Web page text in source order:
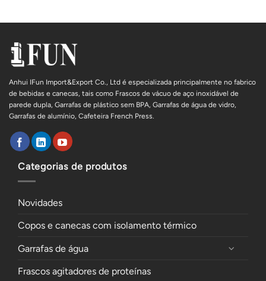
Anhui IFun Import&Export Co., Ltd é especializada principalmente no fabrico
de bebidas e canecas, tais como Frascos de vácuo de aço inoxidável de
parede dupla, Garrafas de plástico sem BPA, Garrafas de água de vidro,
Garrafas de alumínio, Cafeteira French Press.
Categorias de produtos
Novidades
Copos e canecas com isolamento térmico
Garrafas de água
Frascos agitadores de proteínas